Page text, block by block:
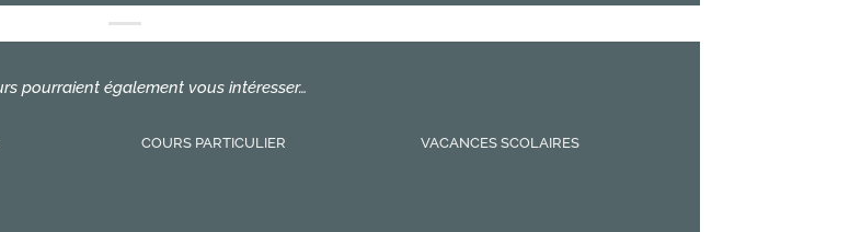
pourraient également vous intéresser…
COURS PARTICULIER VACANCES SCOLAIRES